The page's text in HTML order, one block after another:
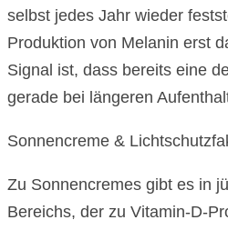
selbst jedes Jahr wieder
Produktion von Melanin erst
Signal ist, dass bereits eine
gerade bei längeren
Sonnencreme &
Zu Sonnencremes gibt es in
Bereichs, der zu Vitamin-D-